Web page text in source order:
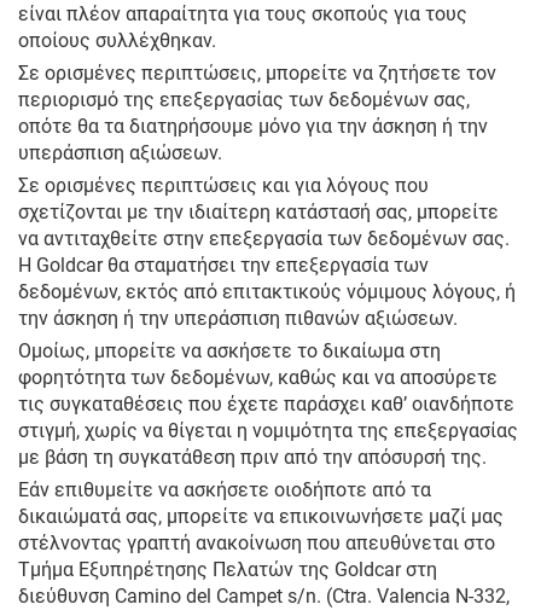
είναι πλέον απαραίτητα για τους σκοπούς για τους
οποίους συλλέχθηκαν.
Σε ορισμένες περιπτώσεις, μπορείτε να ζητήσετε τον
περιορισμό της επεξεργασίας των δεδομένων σας,
οπότε θα τα διατηρήσουμε μόνο για την άσκηση ή την
υπεράσπιση αξιώσεων.
Σε ορισμένες περιπτώσεις και για λόγους που
σχετίζονται με την ιδιαίτερη κατάστασή σας, μπορείτε
να αντιταχθείτε στην επεξεργασία των δεδομένων σας.
Η Goldcar θα σταματήσει την επεξεργασία των
δεδομένων, εκτός από επιτακτικούς νόμιμους λόγους, ή
την άσκηση ή την υπεράσπιση πιθανών αξιώσεων.
Ομοίως, μπορείτε να ασκήσετε το δικαίωμα στη
φορητότητα των δεδομένων, καθώς και να αποσύρετε
τις συγκαταθέσεις που έχετε παράσχει καθ’ οιανδήποτε
στιγμή, χωρίς να θίγεται η νομιμότητα της επεξεργασίας
με βάση τη συγκατάθεση πριν από την απόσυρσή της.
Εάν επιθυμείτε να ασκήσετε οιοδήποτε από τα
δικαιώματά σας, μπορείτε να επικοινωνήσετε μαζί μας
στέλνοντας γραπτή ανακοίνωση που απευθύνεται στο
Τμήμα Εξυπηρέτησης Πελατών της Goldcar στη
διεύθυνση Camino del Campet s/n. (Ctra. Valencia N-332,